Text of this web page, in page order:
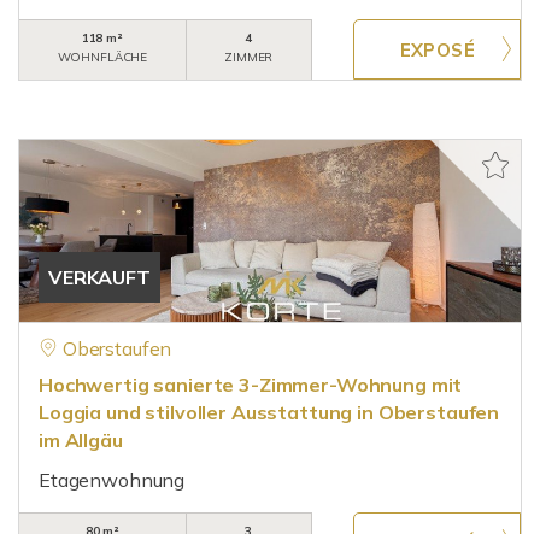
118 m²
WOHNFLÄCHE
4
ZIMMER
VERKAUFT
Oberstaufen
Hochwertig sanierte 3-Zimmer-Wohnung mit
Loggia und stilvoller Ausstattung in Oberstaufen
im Allgäu
Etagenwohnung